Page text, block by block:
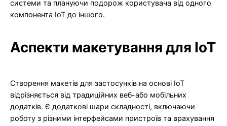
системи та плануючи подорож користувача від одного
компонента IoT до іншого.
Аспекти макетування для IoT
Створення макетів для застосунків на основі IoT
відрізняється від традиційних веб-або мобільних
додатків. Є додаткові шари складності, включаючи
роботу з різними інтерфейсами пристроїв та врахування